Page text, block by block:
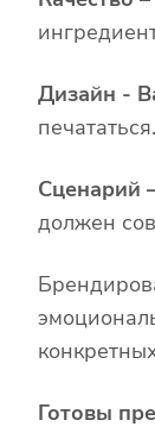
Дизайн -
печататься.
Сценарий
должен
Готовы